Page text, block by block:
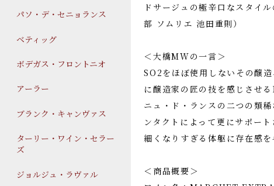
パソ・デ・セニョランス
ベティッグ
ボデガス・フロントニオ
アーラー
ブランク・キャンヴァス
ターリー・ワイン・セラー
ズ
ジョルジュ・ラヴァル
ドサージュの極辛口な
部 ソムリエ 池田重則）
＜大橋MWの一言＞
SO2をほぼ使用しないその醸
に醸造家の匠の技を感じさせ
ニュ・ド・ランスの二つの類
ンタクトによって更にサポー
細くなりすぎる体躯に存在感
＜商品概要＞